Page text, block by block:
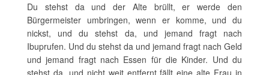
Du stehst da und der Alte brüllt, er werde den
Bürgermeister umbringen, wenn er komme, und du
nickst, und du stehst da, und jemand fragt nach
Ibuprufen. Und du stehst da und jemand fragt nach Geld
und jemand fragt nach Essen für die Kinder. Und du